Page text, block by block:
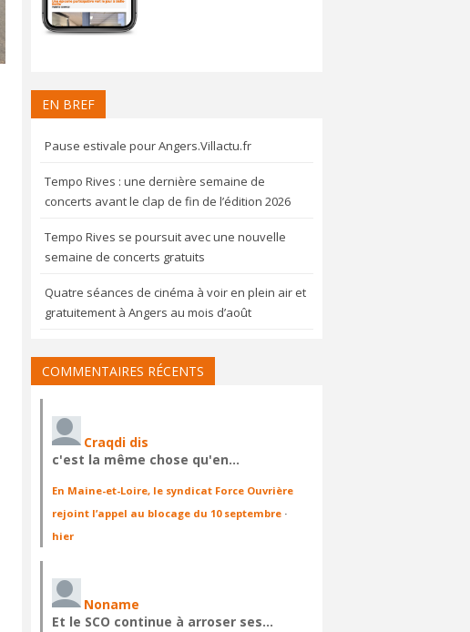
EN BREF
Pause estivale pour Angers.Villactu.fr
Tempo Rives : une dernière semaine de
concerts avant le clap de fin de l’édition 2026
Tempo Rives se poursuit avec une nouvelle
semaine de concerts gratuits
Quatre séances de cinéma à voir en plein air et
gratuitement à Angers au mois d’août
COMMENTAIRES RÉCENTS
Craqdi dis
c'est la même chose qu'en…
En Maine-et-Loire, le syndicat Force Ouvrière
rejoint l’appel au blocage du 10 septembre ·
hier
Noname
Et le SCO continue à arroser ses…